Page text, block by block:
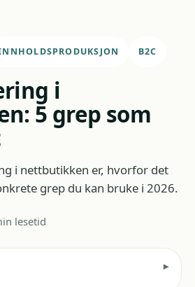
B2C
i
5 grep som
i nettbutikken er, hvorfor det
grep du kan bruke i 2026.
lesetid